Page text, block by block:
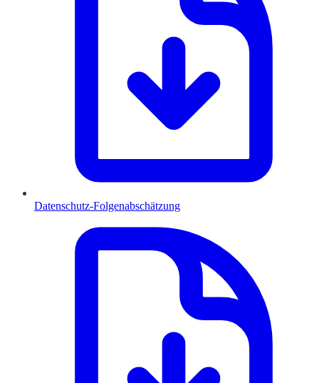
Datenschutz-Folgenabschätzung